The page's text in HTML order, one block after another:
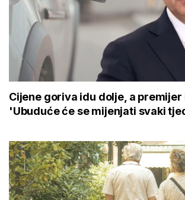
Cijene goriva idu dolje, a premijer
'Ubuduće će se mijenjati svaki